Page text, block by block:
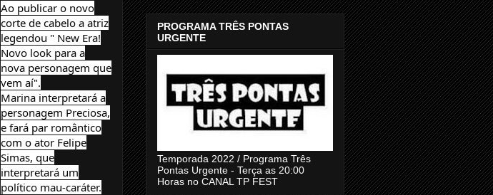
Ao publicar o novo
corte de cabelo a atriz
legendou " New Era!
Novo look para a
nova personagem que
vem aí".
Marina interpretará a
personagem Preciosa,
e fará par romântico
com o ator Felipe
Simas, que
interpretará um
político mau-caráter.
PROGRAMA TRÊS PONTAS
URGENTE
Temporada 2022 / Programa Três
Pontas Urgente - Terça as 20:00
Horas no CANAL TP FEST